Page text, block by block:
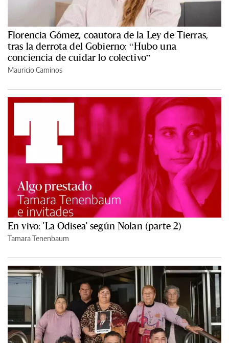
Florencia Gómez, coautora de la Ley de Tierras,
tras la derrota del Gobierno: “Hubo una
conciencia de cuidar lo colectivo”
Mauricio Caminos
En vivo: 'La Odisea' según Nolan (parte 2)
Tamara Tenenbaum